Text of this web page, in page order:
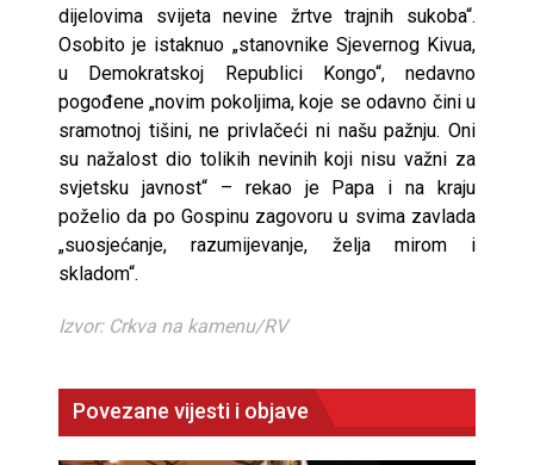
dijelovima svijeta nevine žrtve trajnih sukoba“.
Osobito je istaknuo „stanovnike Sjevernog Kivua,
u Demokratskoj Republici Kongo“, nedavno
pogođene „novim pokoljima, koje se odavno čini u
sramotnoj tišini, ne privlačeći ni našu pažnju. Oni
su nažalost dio tolikih nevinih koji nisu važni za
svjetsku javnost“ – rekao je Papa i na kraju
poželio da po Gospinu zagovoru u svima zavlada
„suosjećanje, razumijevanje, želja mirom i
skladom“.
Izvor: Crkva na kamenu/RV
Povezane vijesti i objave